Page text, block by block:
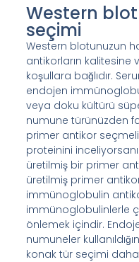
Western
seçimi
Western blotunuzun
antikorların kalitesine
koşullara bağlıdır.
endojen
veya doku kültürü
numune türünüzden
primer antikor
proteinini
üretilmiş bir primer
üretilmiş primer
immünoglobulin
immünoglobulinlerle
önlemek içindir.
numuneler
konak tür seçimi daha